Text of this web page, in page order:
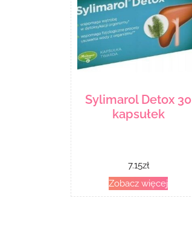
Sylimarol Detox 30
kapsułek
7.15zł
Zobacz więcej